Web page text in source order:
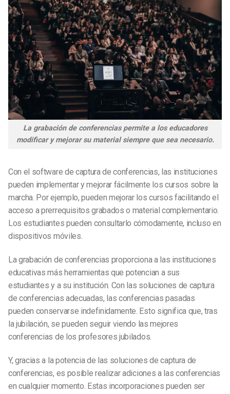
La grabación de conferencias permite a los educadores
modificar y mejorar su material siempre que sea necesario.
Con el software de captura de conferencias, las instituciones
pueden implementar y mejorar fácilmente los cursos sobre la
marcha. Por ejemplo, pueden mejorar los cursos facilitando el
acceso a prerrequisitos grabados o material complementario.
Los estudiantes pueden consultarlo cómodamente, incluso en
dispositivos móviles.
La grabación de conferencias proporciona a las instituciones
educativas más herramientas que potencian a sus
estudiantes y a su institución. Con las soluciones de captura
de conferencias adecuadas, las conferencias pasadas
pueden conservarse indefinidamente. Esto significa que, tras
la jubilación, se pueden seguir viendo las mejores
conferencias de los profesores jubilados.
Y, gracias a la potencia de las soluciones de captura de
conferencias, es posible realizar adiciones a las conferencias
en cualquier momento. Estas incorporaciones pueden ser